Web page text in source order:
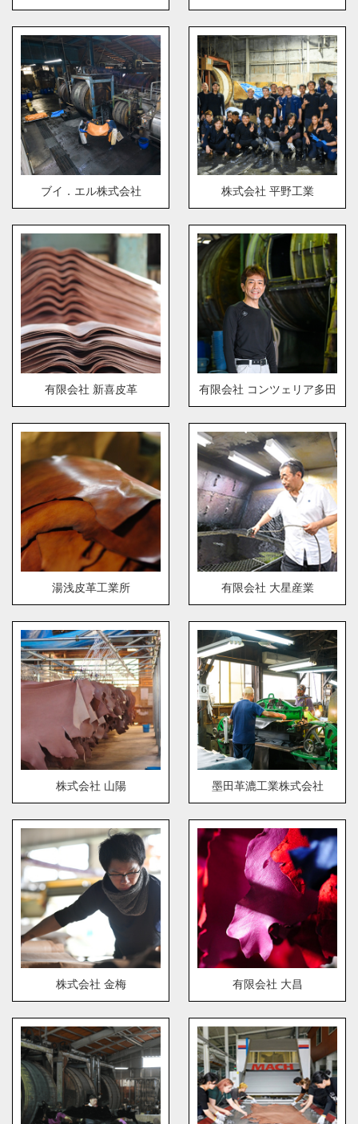
ブイ．エル株式会社 株式会社 平野工業
有限会社 新喜皮革 有限会社 コンツェリア多田
湯浅皮革工業所 有限会社 大星産業
株式会社 山陽 墨田革漉工業株式会社
株式会社 金梅 有限会社 大昌